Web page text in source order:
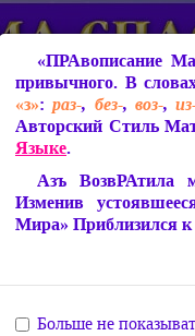
Матери Мира
СофиоЛогия
«ПРАвописание
привычного. В
«з»:раз-, без-, воз-,
Авторский Стиль
Языке.
Азъ ВозвРАтила
Изменив
Мира» Приблизился
Больше не